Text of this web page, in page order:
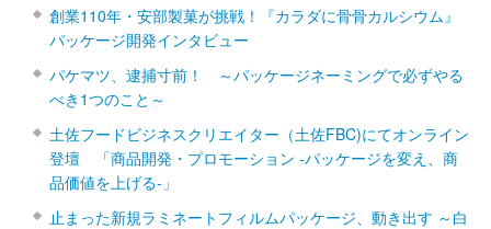
創業110年・安部製菓が挑戦！『カラダに骨骨カルシウム』
パッケージ開発インタビュー
パケマツ、逮捕寸前！ ～パッケージネーミングで必ずやる
べき1つのこと～
土佐フードビジネスクリエイター（土佐FBC)にてオンライン
登壇 「商品開発・プロモーション ‐パッケージを変え、商
品価値を上げる‐」
止まった新規ラミネートフィルムパッケージ、動き出す ～白